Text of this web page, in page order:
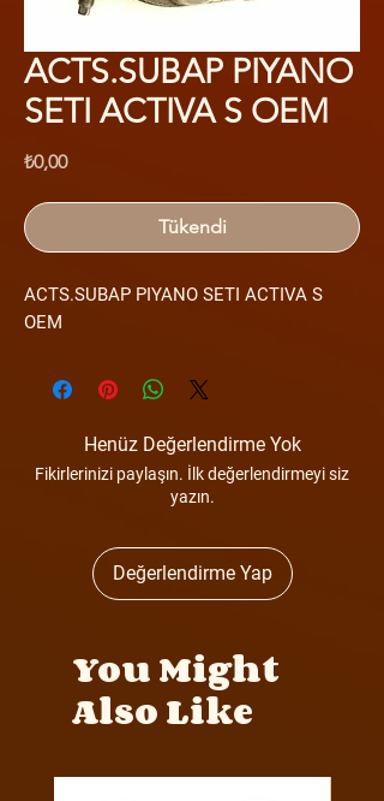
ACTS.SUBAP PIYANO
SETI ACTIVA S OEM
₺0,00Fiyat
Tükendi
ACTS.SUBAP PIYANO SETI ACTIVA S
OEM
Henüz Değerlendirme Yok
Fikirlerinizi paylaşın. İlk değerlendirmeyi siz
yazın.
Değerlendirme Yap
You Might
Also Like